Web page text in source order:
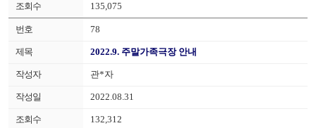
135,075
78
2022.9. 주말가족극장 안내
관*자
2022.08.31
132,312